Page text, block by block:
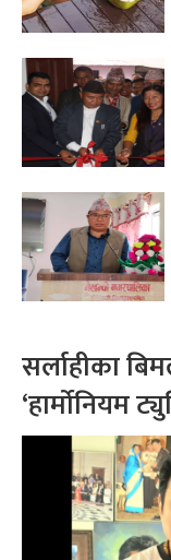
सर्लाहीका
‘हार्मोनियम
सम्मानित